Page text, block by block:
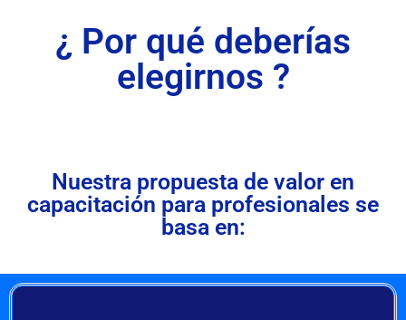
¿ Por qué deberías
elegirnos ?
Nuestra propuesta de valor en
capacitación para profesionales se
basa en: